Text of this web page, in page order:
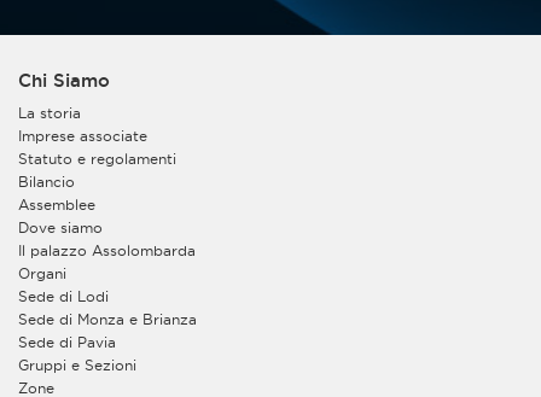
Chi Siamo
La storia
Imprese associate
Statuto e regolamenti
Bilancio
Assemblee
Dove siamo
Il palazzo Assolombarda
Organi
Sede di Lodi
Sede di Monza e Brianza
Sede di Pavia
Gruppi e Sezioni
Zone